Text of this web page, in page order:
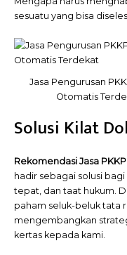
sesuatu yang bisa
Jasa Pengurusan
Otomatis
Solusi Kilat
Rekomendasi Jasa
hadir sebagai solusi
tepat, dan taat hukum.
paham seluk-beluk tata
mengembangkan
kertas kepada kami.